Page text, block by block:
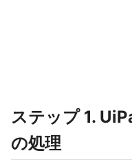
ステップ 1.
の処理